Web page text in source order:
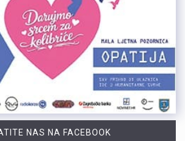
NAS NA FACEBOOK